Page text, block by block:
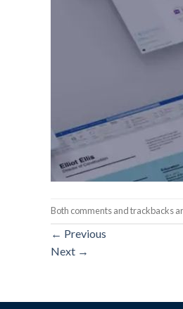
Both comments and trackbacks
← Previous
Next →